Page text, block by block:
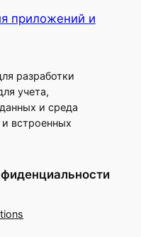
приложений и
разработки
учета,
и среда
встроенных